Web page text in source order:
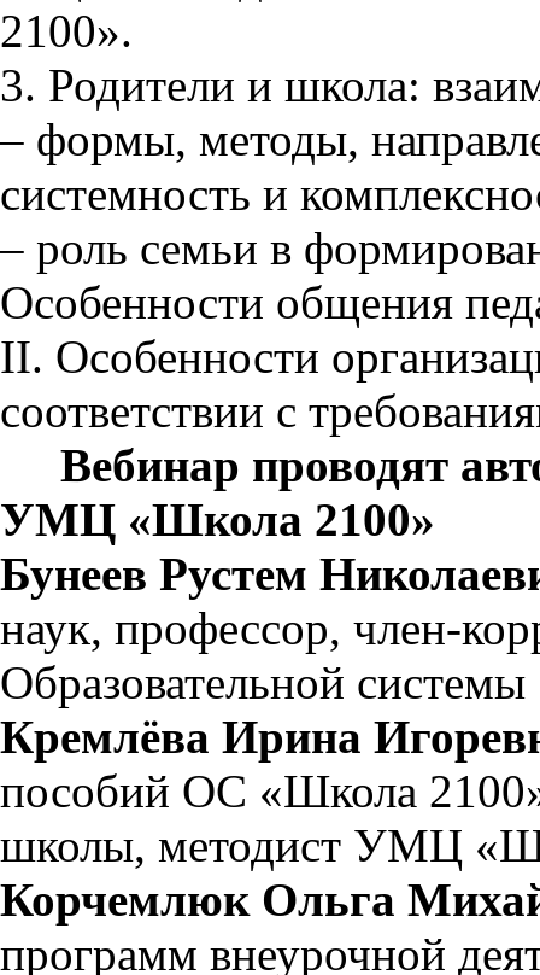
2100».
3. Родители и школа:
– формы, методы,
системность и
– роль семьи в
Особенности общения
II. Особенности
соответствии с
Вебинар проводят
УМЦ «Школа 2100»
Бунеев Рустем
наук, профессор, член-
Образовательной
Кремлёва Ирина
пособий ОС «Школа
школы, методист УМЦ
Корчемлюк Ольга
программ внеурочной